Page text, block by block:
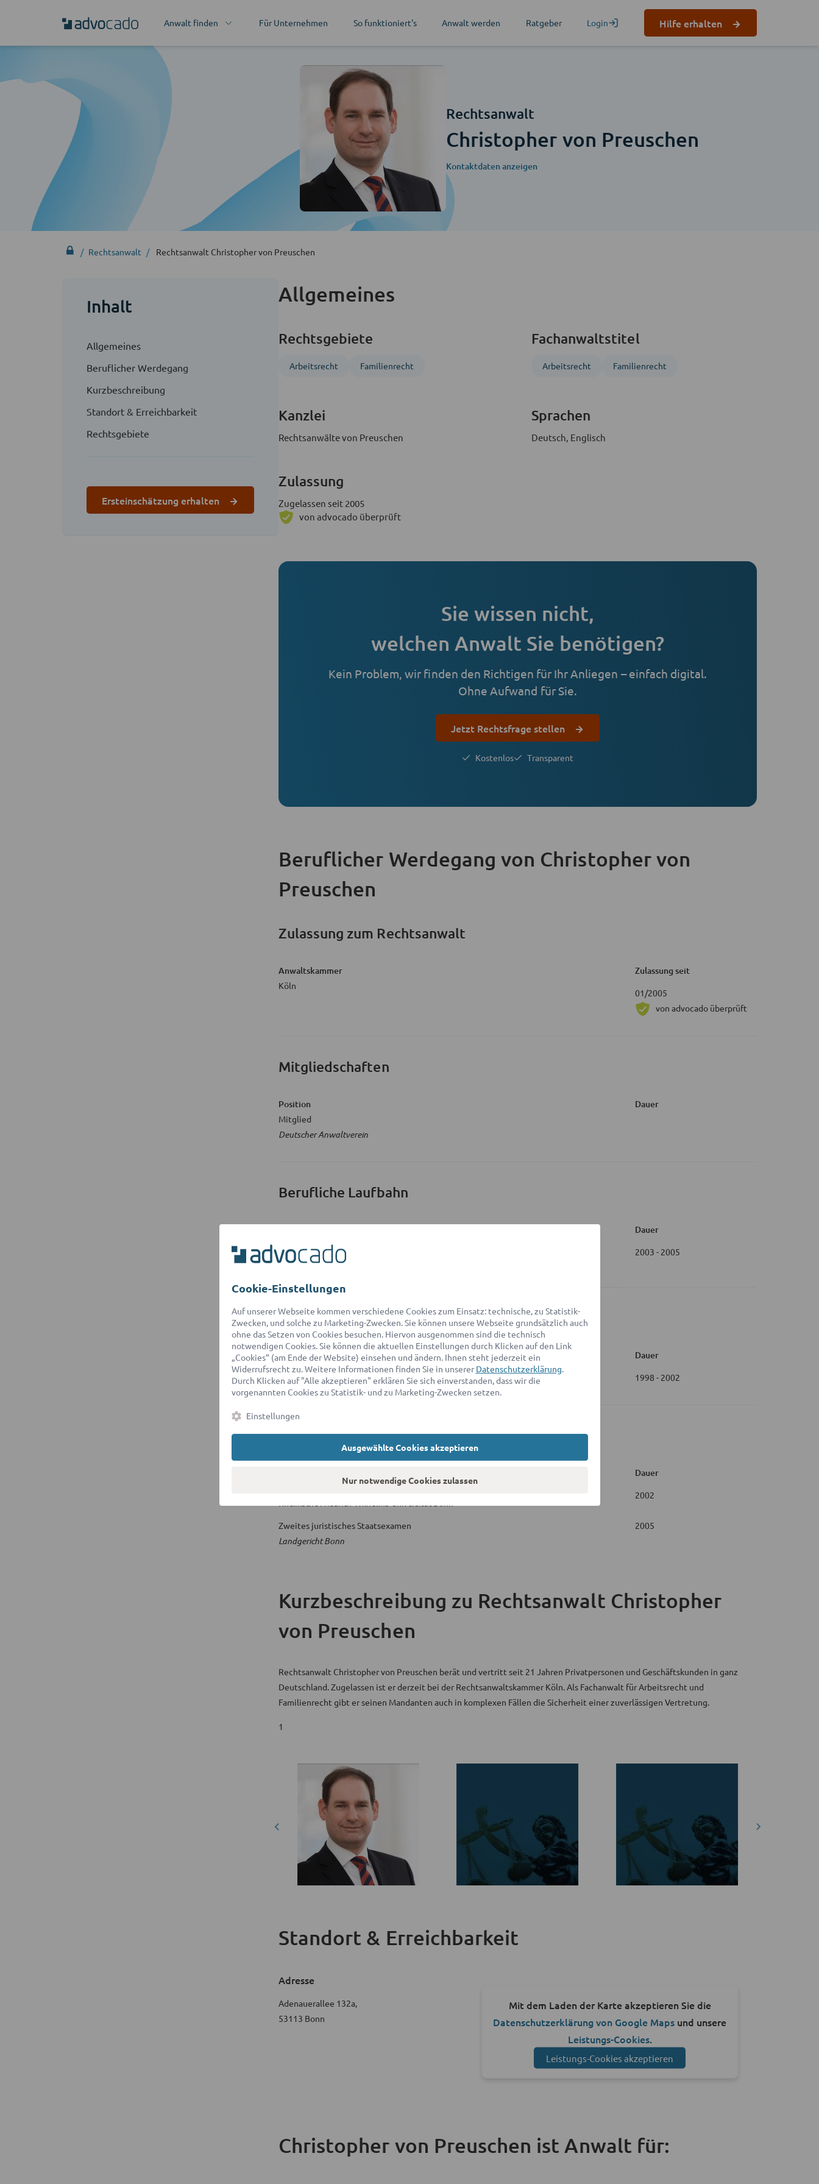
Anwalt finden Für Unternehmen So funktioniert's Anwalt werden Ratgeber Login Hilfe erhalten
Rechtsanwalt
Christopher von Preuschen
Kontaktdaten anzeigen
Rechtsanwalt Rechtsanwalt Christopher von Preuschen
Inhalt
Allgemeines
Beruflicher Werdegang
Kurzbeschreibung
Standort & Erreichbarkeit
Rechtsgebiete
Ersteinschätzung erhalten
Allgemeines
Rechtsgebiete
Arbeitsrecht Familienrecht
Fachanwaltstitel
Arbeitsrecht Familienrecht
Kanzlei
Rechtsanwälte von Preuschen
Sprachen
Deutsch, Englisch
Zulassung
Zugelassen seit 2005
von advocado überprüft
Sie wissen nicht,
welchen Anwalt Sie benötigen?
Kein Problem, wir finden den Richtigen für Ihr Anliegen – einfach digital.
Ohne Aufwand für Sie.
Jetzt Rechtsfrage stellen
Kostenlos Transparent
Beruflicher Werdegang von Christopher von
Preuschen
Zulassung zum Rechtsanwalt
Anwaltskammer Zulassung seit
Köln
01/2005
von advocado überprüft
Mitgliedschaften
Position Dauer
Mitglied
Deutscher Anwaltverein
Berufliche Laufbahn
Dauer
Rechtsreferendar
Landgericht Bonn
2003 - 2005
Studium
Ausbildungsstätte Dauer
Rheinische Friedrich-Wilhelms-Universität Bonn
1998 - 2002
Hochschulabschlüsse & juristische Titel
Dauer
Erstes juristisches Staatsexamen
2002
Zweites juristisches Staatsexamen
Landgericht Bonn
2005
Kurzbeschreibung zu Rechtsanwalt Christopher
von Preuschen
Rechtsanwalt Christopher von Preuschen berät und vertritt seit 21 Jahren Privatpersonen und Geschäftskunden in ganz
Deutschland. Zugelassen ist er derzeit bei der Rechtsanwaltskammer Köln. Als Fachanwalt für Arbeitsrecht und
Familienrecht gibt er seinen Mandanten auch in komplexen Fällen die Sicherheit einer zuverlässigen Vertretung.
1
Standort & Erreichbarkeit
Adresse
Adenauerallee 132a,
53113 Bonn
Mit dem Laden der Karte akzeptieren Sie die
Datenschutzerklärung von Google Maps und unsere
Leistungs-Cookies.
Leistungs-Cookies akzeptieren
Christopher von Preuschen ist Anwalt für:
Cookie-Einstellungen
Auf unserer Webseite kommen verschiedene Cookies zum Einsatz: technische, zu Statistik-
Zwecken, und solche zu Marketing-Zwecken. Sie können unsere Webseite grundsätzlich auch
ohne das Setzen von Cookies besuchen. Hiervon ausgenommen sind die technisch
notwendigen Cookies. Sie können die aktuellen Einstellungen durch Klicken auf den Link
„Cookies“ (am Ende der Website) einsehen und ändern. Ihnen steht jederzeit ein
Widerrufsrecht zu. Weitere Informationen finden Sie in unserer Datenschutzerklärung.
Durch Klicken auf "Alle akzeptieren" erklären Sie sich einverstanden, dass wir die
vorgenannten Cookies zu Statistik- und zu Marketing-Zwecken setzen.
Einstellungen
Ausgewählte Cookies akzeptieren
Nur notwendige Cookies zulassen